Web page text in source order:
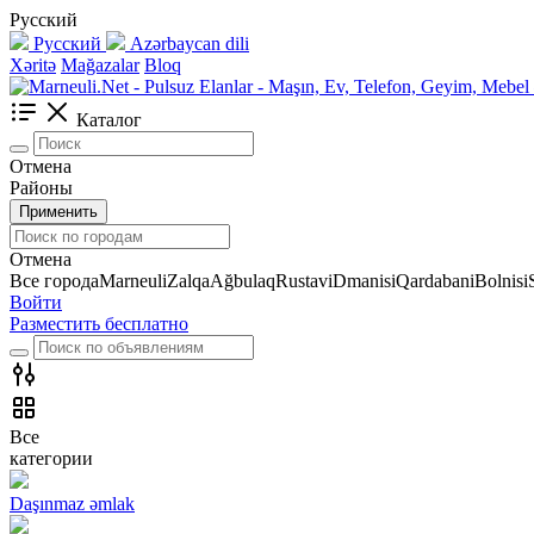
Русский
Русский
Azərbaycan dili
Xəritə Mağazalar Bloq
Каталог
Отмена
Районы
Применить
Отмена
Все городаMarneuliZalqaAğbulaqRustaviDmanisiQardabaniBolnisi
Войти
Разместить бесплатно
Все
категории
Daşınmaz əmlak